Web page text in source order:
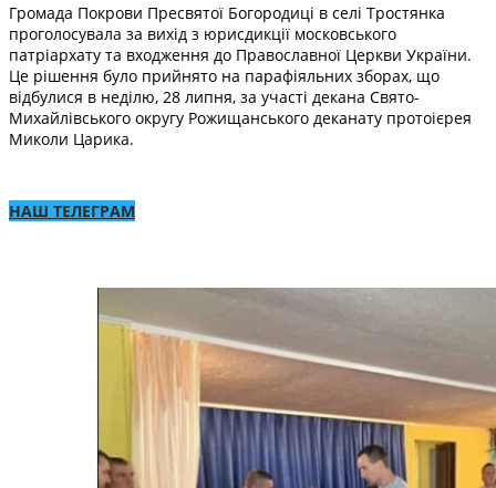
Громада Покрови Пресвятої Богородиці в селі Тростянка
проголосувала за вихід з юрисдикції московського
патріархату та входження до Православної Церкви України.
Це рішення було прийнято на парафіяльних зборах, що
відбулися в неділю, 28 липня, за участі декана Свято-
Михайлівського округу Рожищанського деканату протоієрея
Миколи Царика.
НАШ ТЕЛЕГРАМ